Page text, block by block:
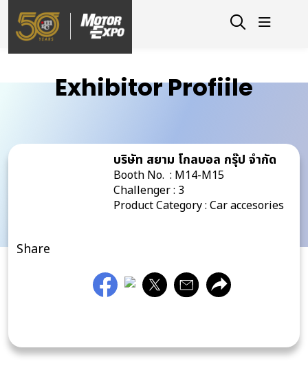
Exhibitor Profiile
บริษัท สยาม โกลบอล กรุ๊ป จำกัด
Booth No. : M14-M15
Challenger : 3
Product Category : Car accesories
Share